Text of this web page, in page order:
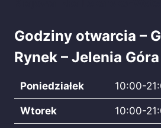
Godziny otwarcia –
Rynek – Jelenia Góra
Poniedziałek 10:00-
Wtorek 10:00-